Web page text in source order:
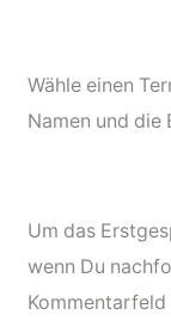
Wähle einen
Namen und die
Um das
wenn Du